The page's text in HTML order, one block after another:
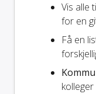
Vis alle
for en
Få en
kolleger